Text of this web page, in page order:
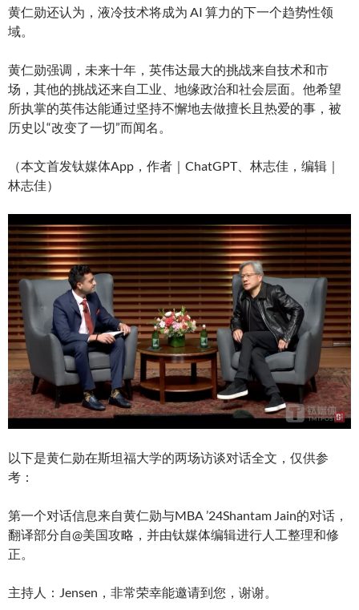
黄仁勋还认为，液冷技术将成为 AI 算力的下一个趋势性领
域。
黄仁勋强调，未来十年，英伟达最大的挑战来自技术和市
场，其他的挑战还来自工业、地缘政治和社会层面。他希望
所执掌的英伟达能通过坚持不懈地去做擅长且热爱的事，被
历史以“改变了一切”而闻名。
（本文首发钛媒体App，作者｜ChatGPT、林志佳，编辑｜
林志佳）
以下是黄仁勋在斯坦福大学的两场访谈对话全文，仅供参
考：
第一个对话信息来自黄仁勋与MBA ’24Shantam Jain的对话，
翻译部分自@美国攻略，并由钛媒体编辑进行人工整理和修
正。
主持人：Jensen，非常荣幸能邀请到您，谢谢。